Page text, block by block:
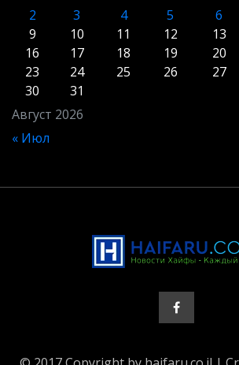
Август 2026
2
3 4 5 6
9
10 11 12 13
16
17 18 19 20
23
24 25 26 27
30
31
« Июл